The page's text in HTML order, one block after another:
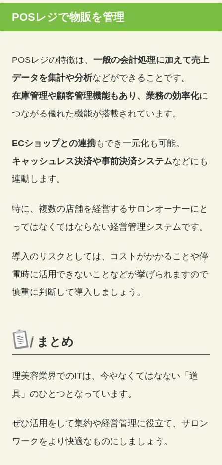
POSレジで物販を管理
POSレジの特徴は、 一般の会計処理に加えて売上
データを集計や分析などができることです。
在庫管理や顧客管理機能もあり、業務の効率化に
つながる優れた機能が搭載されています。
ECショップとの連携もでき一元化も可能。
キャッシュレス決済や事前決済システムなどにも
連動します。
特に、複数の店舗を経営するサロンオーナーにと
ってはなくてはならない経営管理システムです。
導入のリスクとしては、コストがかかることや停
電時に活用できないことなどが挙げられますので
慎重に判断して導入しましょう。
まとめ
理美容業界でのITは、今やなくてはなない「道
具」のひとつとなっています。
ぜひ活用をして集約や経営管理に役立て、サロン
ワークをより快適なものにしましょう。